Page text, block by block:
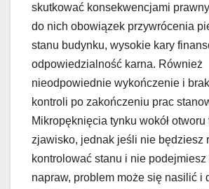
skutkować konsekwencjami
do nich obowiązek przywrócenia
stanu budynku, wysokie kary
odpowiedzialność karna. Również
nieodpowiednie wykończenie i
kontroli po zakończeniu prac
Mikropęknięcia tynku wokół
zjawisko, jednak jeśli nie będziesz
kontrolować stanu i nie podejmiesz
napraw, problem może się nasilić i